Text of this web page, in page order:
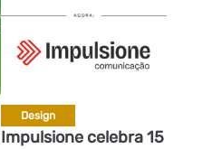
Design
Impulsione celebra 15